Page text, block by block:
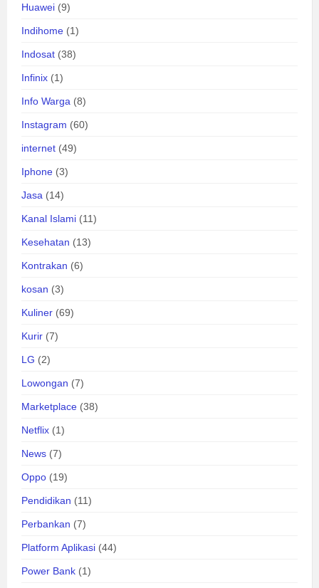
Huawei (9)
Indihome (1)
Indosat (38)
Infinix (1)
Info Warga (8)
Instagram (60)
internet (49)
Iphone (3)
Jasa (14)
Kanal Islami (11)
Kesehatan (13)
Kontrakan (6)
kosan (3)
Kuliner (69)
Kurir (7)
LG (2)
Lowongan (7)
Marketplace (38)
Netflix (1)
News (7)
Oppo (19)
Pendidikan (11)
Perbankan (7)
Platform Aplikasi (44)
Power Bank (1)